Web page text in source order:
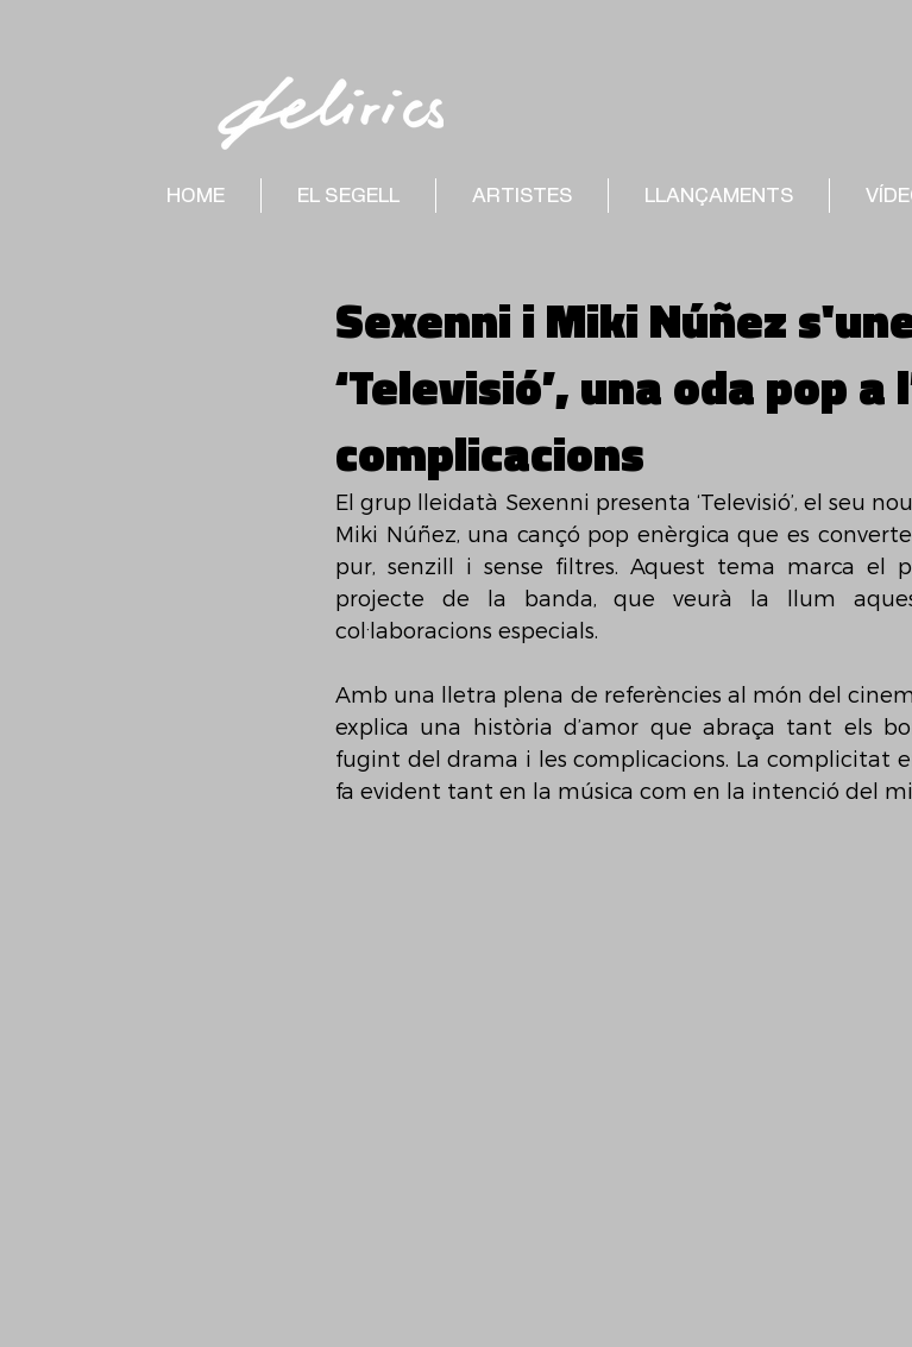
HOME EL SEGELL ARTISTES LLANÇAMENTS
Sexenni i Miki Núñez
‘Televisió’, una oda pop a
complicacions
El grup lleidatà Sexenni presenta ‘Televisió’, el seu
Miki Núñez, una cançó pop enèrgica que es
pur, senzill i sense filtres. Aquest tema marca el
projecte de la banda, que veurà la llum
col·laboracions especials.
Amb una lletra plena de referències al món del
explica una història d’amor que abraça tant els
fugint del drama i les complicacions. La complicitat
fa evident tant en la música com en la intenció del